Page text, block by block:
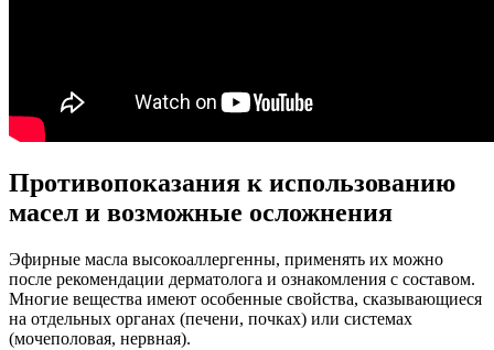
Противопоказания к использованию
масел и возможные осложнения
Эфирные масла высокоаллергенны, применять их можно
после рекомендации дерматолога и ознакомления с составом.
Многие вещества имеют особенные свойства, сказывающиеся
на отдельных органах (печени, почках) или системах
(мочеполовая, нервная).